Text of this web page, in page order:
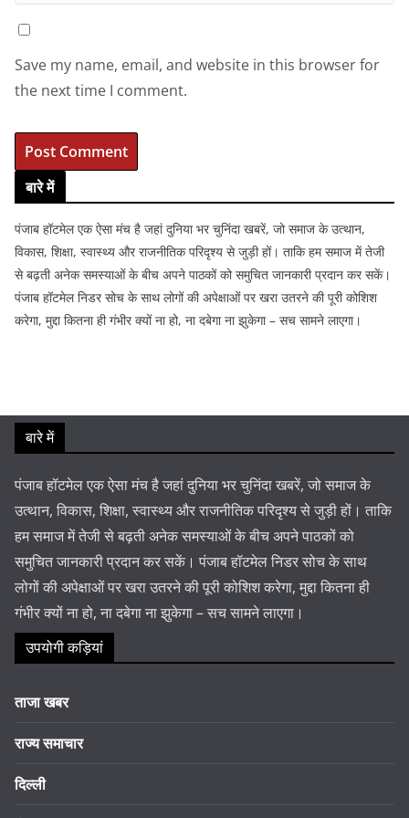
Save my name, email, and website in this browser for
the next time I comment.
बारे में
पंजाब हॉटमेल एक ऐसा मंच है जहां दुनिया भर चुनिंदा खबरें, जो समाज के उत्थान,
विकास, शिक्षा, स्वास्थ्य और राजनीतिक परिदृश्य से जुड़ी हों। ताकि हम समाज में तेजी
से बढ़ती अनेक समस्याओं के बीच अपने पाठकों को समुचित जानकारी प्रदान कर सकें।
पंजाब हॉटमेल निडर सोच के साथ लोगों की अपेक्षाओं पर खरा उतरने की पूरी कोशिश
करेगा, मुद्दा कितना ही गंभीर क्यों ना हो, ना दबेगा ना झुकेगा – सच सामने लाएगा।
बारे में
पंजाब हॉटमेल एक ऐसा मंच है जहां दुनिया भर चुनिंदा खबरें, जो समाज के
उत्थान, विकास, शिक्षा, स्वास्थ्य और राजनीतिक परिदृश्य से जुड़ी हों। ताकि
हम समाज में तेजी से बढ़ती अनेक समस्याओं के बीच अपने पाठकों को
समुचित जानकारी प्रदान कर सकें। पंजाब हॉटमेल निडर सोच के साथ
लोगों की अपेक्षाओं पर खरा उतरने की पूरी कोशिश करेगा, मुद्दा कितना ही
गंभीर क्यों ना हो, ना दबेगा ना झुकेगा – सच सामने लाएगा।
उपयोगी कड़ियां
ताजा खबर
राज्य समाचार
दिल्ली